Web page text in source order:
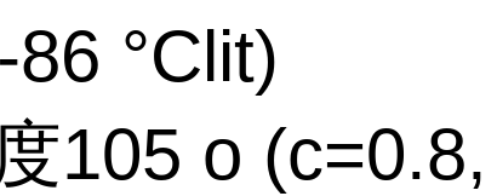
°Clit)
105 o (c=0.8,